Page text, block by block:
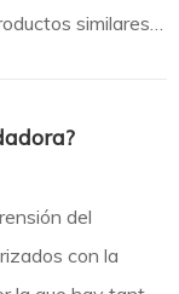
similares
compran
del
con la